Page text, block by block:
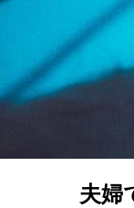
夫婦